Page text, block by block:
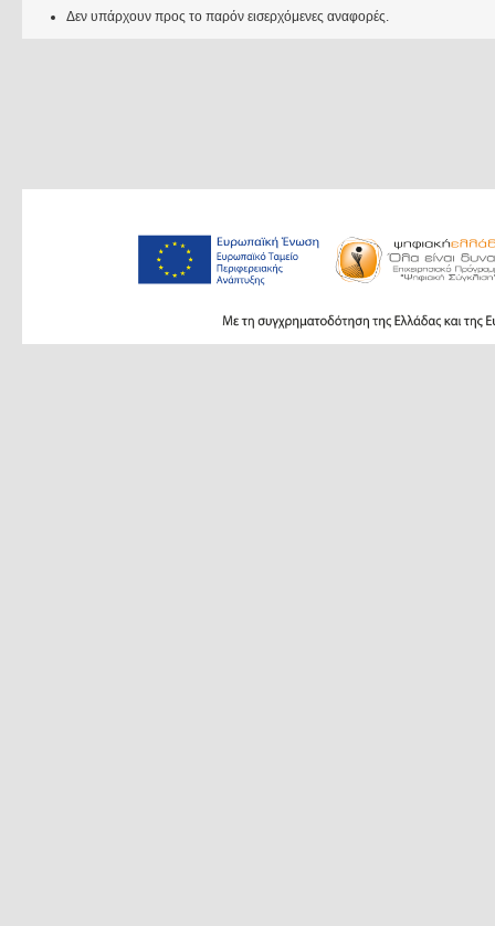
Δεν υπάρχουν προς το παρόν εισερχόμενες αναφορές.